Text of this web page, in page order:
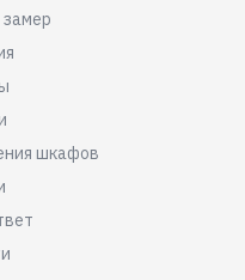
шкафов